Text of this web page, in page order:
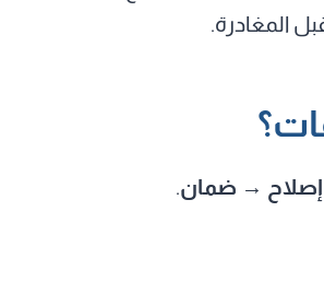
المغادرة.
→ ضمان.